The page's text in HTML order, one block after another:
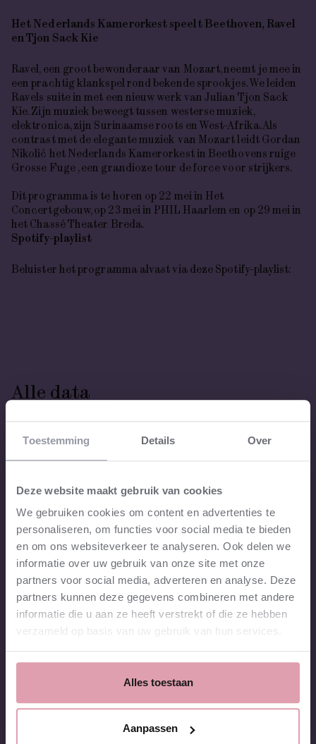
Toestemming Details Over
Deze website maakt gebruik van cookies
We gebruiken cookies om content en advertenties te
personaliseren, om functies voor social media te bieden
en om ons websiteverkeer te analyseren. Ook delen we
informatie over uw gebruik van onze site met onze
partners voor social media, adverteren en analyse. Deze
partners kunnen deze gegevens combineren met andere
informatie die u aan ze heeft verstrekt of die ze hebben
verzameld op basis van uw gebruik van hun services.
Alles toestaan
Aanpassen
Het Nederlands Kamerorkest speelt Beethoven, Ravel
en Tjon Sack Kie
Ravel, een groot bewonderaar van Mozart, neemt je mee in
een prachtig klankspel rond bekende sprookjes. We leiden
Ravels suite in met een nieuw werk van Julian Tjon Sack
Kie. Zijn muziek beweegt tussen westerse muziek,
elektronica, zijn Surinaamse roots en West-Afrika. Als
contrast met de elegante muziek van Mozart leidt Gordan
Nikolić het Nederlands Kamerorkest in Beethovens ruige
Grosse Fuge , een grandioze tour de force voor strijkers.
Dit programma is te horen op 22 mei in Het
Concertgebouw, op 23 mei in PHIL Haarlem en op 29 mei in
het Chassé Theater Breda.
Spotify-playlist
Beluister het programma alvast via deze Spotify-playlist:
Alle data
za. 22 mei 202720:15
Het Concertgebouw
zo. 23 mei 202715:00
te koop ⮫
za. 29 mei 2027 19:30
Chassé Theater Breda
Nog niet te koop
Locatie
PHIL
Haarlem , Nederland
Beethoven - Grosse Fuge
Mozart - Pianoconcert nr. 23
Sack Kie - Opdrachtwerk (wereldpremière)
Ravel - Suite Ma mère l’oye
Orkest
Nederlands Kamerorkest